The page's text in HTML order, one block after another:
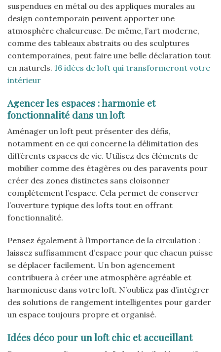
suspendues en métal ou des appliques murales au
design contemporain peuvent apporter une
atmosphère chaleureuse. De même, l’art moderne,
comme des tableaux abstraits ou des sculptures
contemporaines, peut faire une belle déclaration tout
en naturels. 16 idées de loft qui transformeront votre
intérieur
Agencer les espaces : harmonie et
fonctionnalité dans un loft
Aménager un loft peut présenter des défis,
notamment en ce qui concerne la délimitation des
différents espaces de vie. Utilisez des éléments de
mobilier comme des étagères ou des paravents pour
créer des zones distinctes sans cloisonner
complètement l’espace. Cela permet de conserver
l’ouverture typique des lofts tout en offrant
fonctionnalité.
Pensez également à l’importance de la circulation :
laissez suffisamment d’espace pour que chacun puisse
se déplacer facilement. Un bon agencement
contribuera à créer une atmosphère agréable et
harmonieuse dans votre loft. N’oubliez pas d’intégrer
des solutions de rangement intelligentes pour garder
un espace toujours propre et organisé.
Idées déco pour un loft chic et accueillant